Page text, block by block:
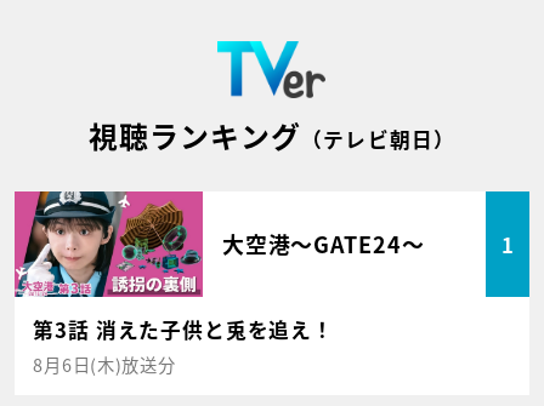
視聴ランキング （テレビ朝日）
大空港～GATE24～ 1
第3話 消えた子供と兎を追え！
8月6日(木)放送分